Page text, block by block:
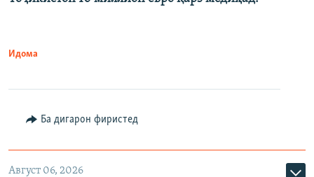
Идома
Ба дигарон фиристед
Август 06, 2026